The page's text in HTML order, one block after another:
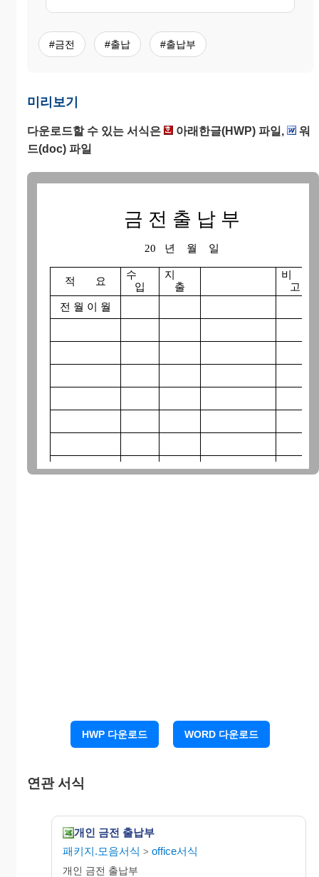
#금전 #출납 #출납부
미리보기
다운로드할 수 있는 서식은 아래한글(HWP) 파일,
워
드(doc) 파일
금 전 출 납 부
20 년 월 일
적 요
수
입
지
출
비
고
전 월 이 월
HWP 다운로드 WORD 다운로드
연관 서식
개인 금전 출납부
패키지.모음서식 > office서식
개인 금전 출납부